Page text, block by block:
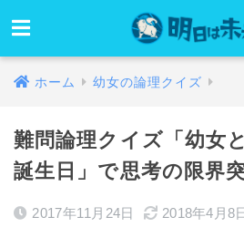
ホーム 幼女の論理クイズ
難問論理クイズ「幼女
誕生日」で思考の限界
2017年11月24日 2018年4月8